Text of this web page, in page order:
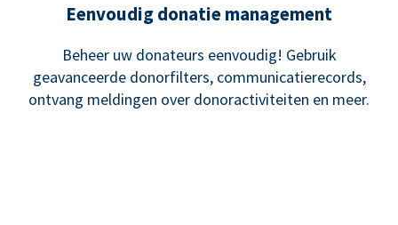
Eenvoudig donatie management
Beheer uw donateurs eenvoudig! Gebruik
geavanceerde donorfilters, communicatierecords,
ontvang meldingen over donoractiviteiten en meer.